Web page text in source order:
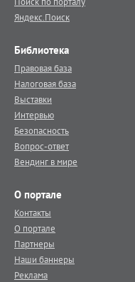
Яндекс.Поиск
Библиотека
Правовая база
Налоговая база
Выставки
Интервью
Безопасность
Вопрос-ответ
Вендинг в мире
О портале
Контакты
О портале
Партнеры
Наши баннеры
Реклама